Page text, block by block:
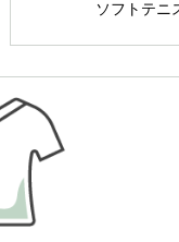
ソフトテニ